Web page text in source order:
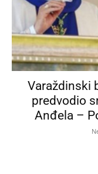
Varaždinski
predvodio
Anđela –